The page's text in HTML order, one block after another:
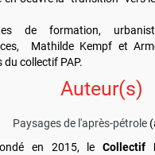
de formation,
Mathilde Kempf et
du collectif PAP.
Auteur(s)
Paysages de l'après-pétrole
en 2015, leCollectif